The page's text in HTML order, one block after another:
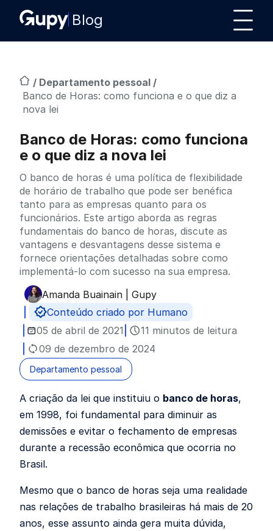
Blog
/ Departamento pessoal /
Banco de Horas: como funciona e o que diz a
nova lei
Banco de Horas: como funciona
e o que diz a nova lei
O banco de horas é uma política de flexibilidade
de horário de trabalho que pode ser benéfica
tanto para as empresas quanto para os
funcionários. Este artigo aborda as regras
fundamentais do banco de horas, discute as
vantagens e desvantagens desse sistema e
fornece orientações detalhadas sobre como
implementá-lo com sucesso na sua empresa.
Publicado por
Amanda Buainain | Gupy
Conteúdo criado por Humano
05 de abril de 2021
11 minutos de leitura
09 de dezembro de 2024
Departamento pessoal
A criação da lei que instituiu o banco de horas,
em 1998, foi fundamental para diminuir as
demissões e evitar o fechamento de empresas
durante a recessão econômica que ocorria no
Brasil.
Mesmo que o banco de horas seja uma realidade
nas relações de trabalho brasileiras há mais de 20
anos, esse assunto ainda gera muita dúvida,